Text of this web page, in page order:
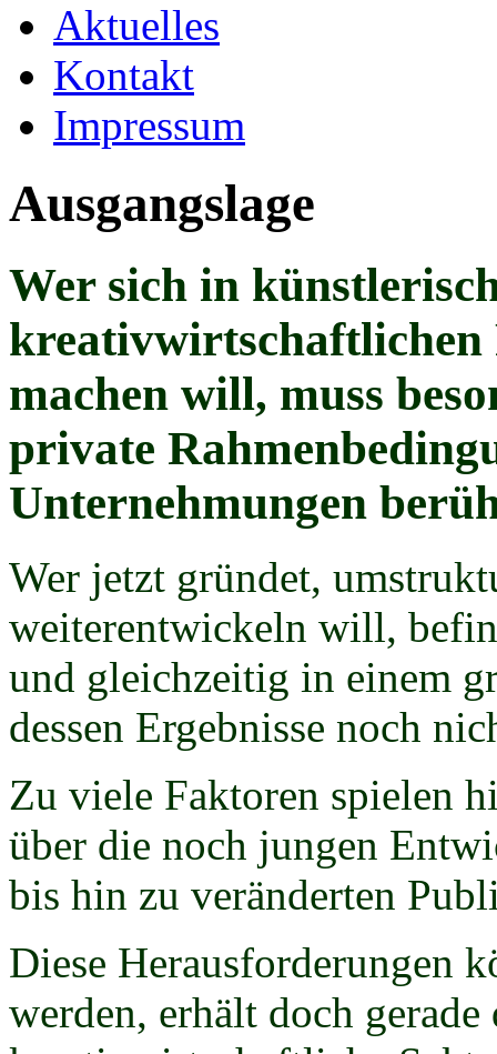
Aktuelles
Kontakt
Impressum
Ausgangslage
Wer sich in
kreativwirtschaftlichen
machen will, muss
private
Unternehmungen
Wer jetzt gründet,
weiterentwickeln will,
und gleichzeitig in einem
dessen Ergebnisse noch
Zu viele Faktoren spielen
über die noch jungen
bis hin zu veränderten
Diese Herausforderungen
werden, erhält doch